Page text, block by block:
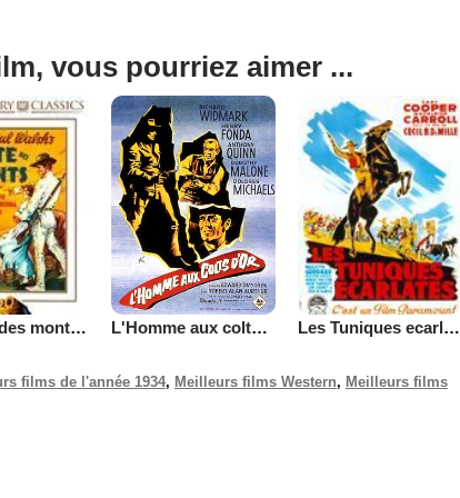
vous pourriez aimer ...
A l'ouest des montagnes L'Homme aux colts d'or Les Tuniques ecarlates
films de l'année 1934, Meilleurs films Western, Meilleurs films